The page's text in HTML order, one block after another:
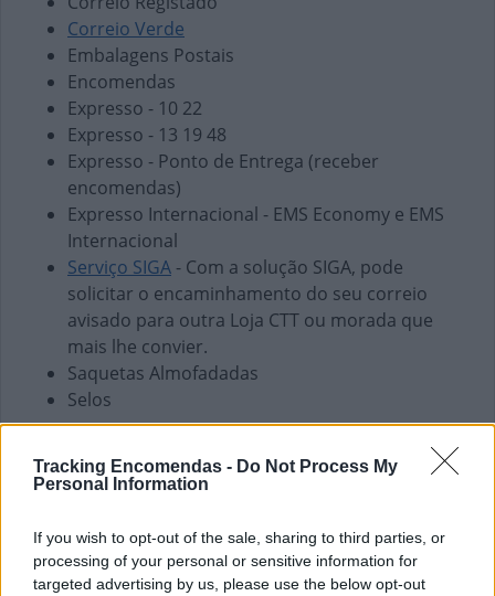
Tracking Encomendas - Do Not Process My
Personal Information
If you wish to opt-out of the sale, sharing to third parties, or
processing of your personal or sensitive information for
targeted advertising by us, please use the below opt-out
Correio Verde
Embalagens Postais
Encomendas
Expresso - 10 22
Expresso - 13 19 48
Expresso - Ponto de Entrega (receber
encomendas)
Expresso Internacional - EMS Economy e EMS
Internacional
Serviço SIGA - Com a solução SIGA, pode
solicitar o encaminhamento do seu correio
avisado para outra Loja CTT ou morada que
mais lhe convier.
Saquetas Almofadadas
Selos
Envio de vales - Internacionais
Pagamento de Coimas
Pagamento de Faturas
Pagamento de Impostos